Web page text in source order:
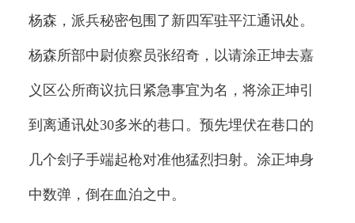
杨森，派兵秘密包围了新四军驻平江通讯处。
杨森所部中尉侦察员张绍奇，以请涂正坤去嘉
义区公所商议抗日紧急事宜为名，将涂正坤引
到离通讯处30多米的巷口。预先埋伏在巷口的
几个刽子手端起枪对准他猛烈扫射。涂正坤身
中数弹，倒在血泊之中。